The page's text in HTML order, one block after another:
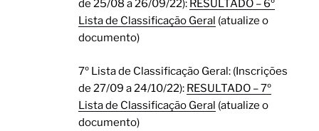
de 25/08 a 26/09/22): RESULTADO – 6º
Lista de Classificação Geral (atualize o
documento)
7º Lista de Classificação Geral: (Inscrições
de 27/09 a 24/10/22): RESULTADO – 7º
Lista de Classificação Geral (atualize o
documento)